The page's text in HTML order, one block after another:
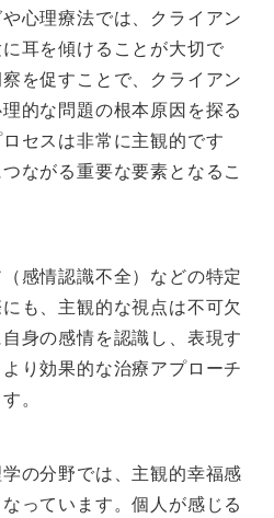
心理療法では、クライアン
耳を傾けることが大切で
を促すことで、クライアン
的な問題の根本原因を探る
セスは非常に主観的です
ながる重要な要素となるこ
感情認識不全）などの特定
も、主観的な視点は不可欠
身の感情を認識し、表現す
り効果的な治療アプローチ
。
の分野では、主観的幸福感
っています。個人が感じる